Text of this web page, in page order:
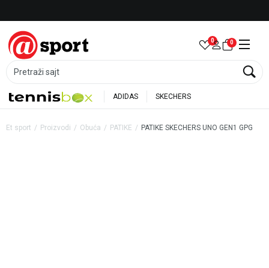
Pretraži sajt
0 0
ADIDAS SKECHERS
Et sport Proizvodi Obuća PATIKE PATIKE SKECHERS UNO GEN1 GPG